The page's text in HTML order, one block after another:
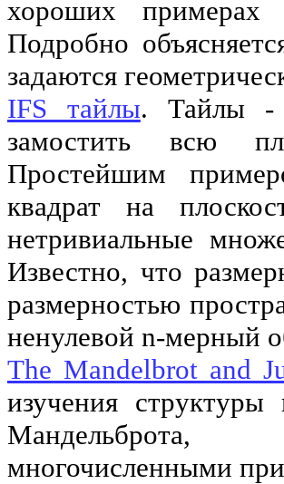
хороших примерах
Подробно
задаются
IFS тайлы. Тайлы -
замостить всю
Простейшим
квадрат на
нетривиальные
Известно, что
размерностью
ненулевой n-мерный
The Mandelbrot and
изучения
Мандельброта,
многочисленными